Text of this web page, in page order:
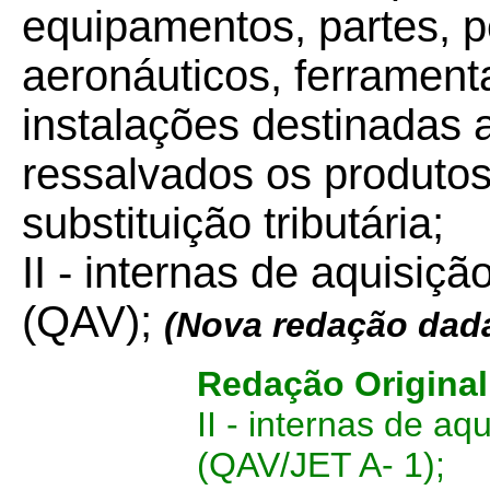
equipamentos, partes,
aeronáuticos,
instalações destinadas
ressalvados os
substituição tributária;
II - internas de
(QAV); (Nova redação
Redação
II - internas de
(QAV/JET A- 1);